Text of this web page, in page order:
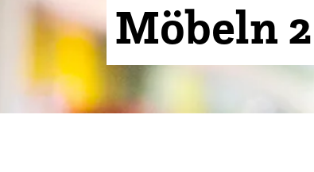
Möbeln
Klima + Energie
Ladenplanung + Einrichtung
Logistik + Verpackung